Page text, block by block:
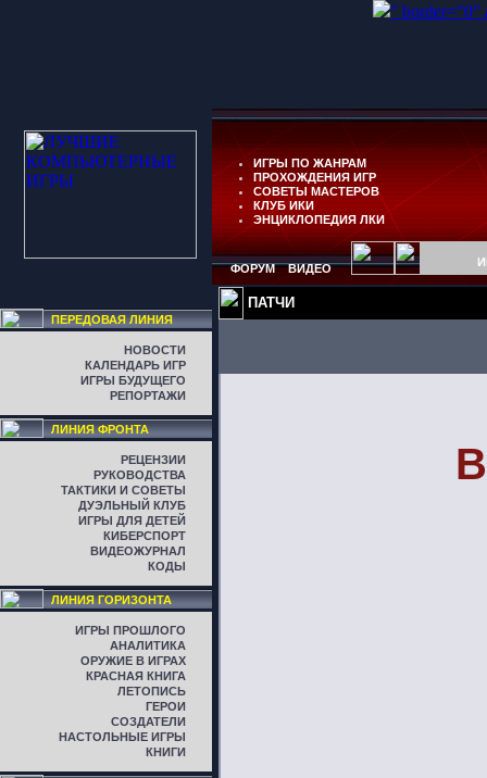
" border="0"
ИГРЫ ПО ЖАНРАМ
ПРОХОЖДЕНИЯ ИГР
СОВЕТЫ МАСТЕРОВ
КЛУБ ИКИ
ЭНЦИКЛОПЕДИЯ ЛКИ
ФОРУМ ВИДЕО
ПЕРЕДОВАЯ ЛИНИЯ
НОВОСТИ
КАЛЕНДАРЬ ИГР
ИГРЫ БУДУЩЕГО
РЕПОРТАЖИ
ЛИНИЯ ФРОНТА
РЕЦЕНЗИИ
РУКОВОДСТВА
ТАКТИКИ И СОВЕТЫ
ДУЭЛЬНЫЙ КЛУБ
ИГРЫ ДЛЯ ДЕТЕЙ
КИБЕРСПОРТ
ВИДЕОЖУРНАЛ
КОДЫ
ЛИНИЯ ГОРИЗОНТА
ИГРЫ ПРОШЛОГО
АНАЛИТИКА
ОРУЖИЕ В ИГРАХ
КРАСНАЯ КНИГА
ЛЕТОПИСЬ
ГЕРОИ
СОЗДАТЕЛИ
НАСТОЛЬНЫЕ ИГРЫ
КНИГИ
ПАТЧИ